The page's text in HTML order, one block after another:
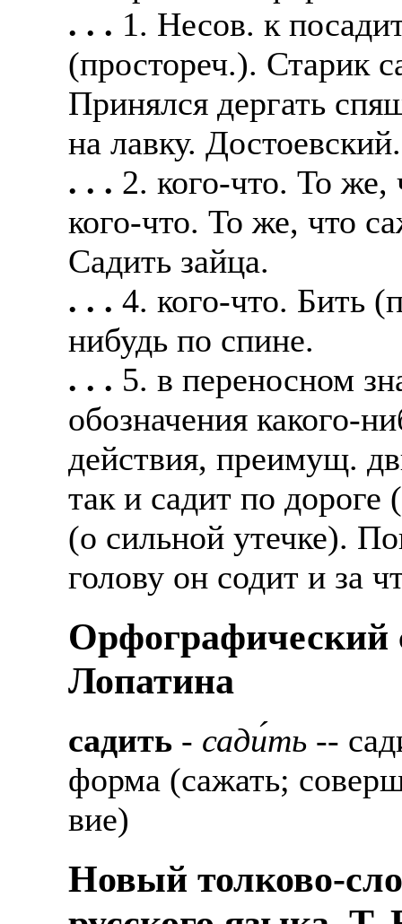
Жилье
Премии. Официальное
часов. 5-6 дневная
ПРОЦЕСС
оформление
работодателя >
прохождение границы,
подобранной заранее
предприятие и место
Лицензия по
ВОЗМОЖНО
ИЗ ЛЮБОГО
Также смотрите
отправке в другие
А также
рабочий,
стикеровщик.
# работа за границей
# работа за рубежом
# трудоустройство за
# трудоустройство за
Подписывать
клиентов, как выгодно
В ходе консультации
доп. услуги
банка на телефон), за
плату.
Пожалуйста, НЕ
Опыт не нужен, но
позициях: менеджер,
представитель,
курьер, курьер
продажам.
В таких банках, как
Промсвязьбанк,
А также в компаниях:
СДЭК, ПЭК и т.д.
В направлениях: без
консультирование,
. . . 1. Несов. к
(простореч.). Старик
Принялся дергать
на лавку. Достоевский.
. . . 2. кого-что. То же,
кого-что. То же, что
Садить зайца.
. . . 4. кого-что. Бить
нибудь по спине.
. . . 5. в переносном
обозначения какого-
действия, преимущ.
так и садит по
(о сильной утечке).
голову он содит и за
Орфографический
Лопатина
садить - сади́ть --
форма (сажать;
вие)
Новый толково-